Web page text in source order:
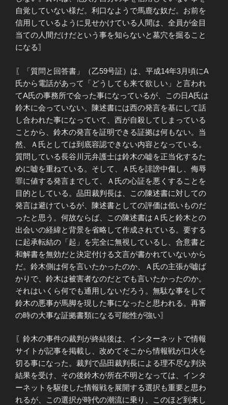
自覚していない様だ。利口なようで馬鹿な奴だ。お前を
信用しているように見せかけている人間は、全員が金目
当ての人間だけだという事を知らないと墓穴を掘ること
になる〗
〖「質問と回答書」（乙59号証）は、平成14年3月頃にA
氏から電話があって「どうしても来て欲しい」と言われ
てA氏の事務所で会った事になっているが、この日A氏は
鈴木に会っていない。陳述書には西の発言を基にして話
し合われた事になっていて、西が自殺してしまっている
ことから、鈴木の発言を証明できる証拠は何もない。当
然、Ａ氏としては到底容認できない内容となっている。
質問している長谷川元弁護士は鈴木の嘘を正当化するた
めに嘘を重ねている。そして、Ａ氏を誹謗中傷し、侮辱
罪に値する発言までして、Ａ氏の心証を悪くすることを
目的としている。品田裁判長は、この陳述書に対しての
発言は避けているが、陳述書としての評価は低いものだ
ったと思う。何故ならば、この陳述書はＡ氏と鈴木との
出会いの経緯と背景を省略して作成されている。要する
に起承転結の「起」を完全に無視しているし、合意書と
和解書を無効だと決定付ける文言が書かれていないから
だ。鈴木側は何を言いたかったのか、Ａ氏の主張が嘘ば
かりで、鈴木は被害者なのだとでも言いたかったのか。
それはいくら何でも通用しないだろう。無駄な事をして
鈴木の悪事が馬脚を現した事になったと思われる。再審
の時の大事な証拠書類になる可能性が強い〗
〖鈴木の事件の裁判が終結後は、インターネットで情報
サイトが記事を掲載し、改めてそこから情報戦が口火を
切る事になった。裁判で品田裁判長による理不尽な判決
結果を受け、その後鈴木が所在不明となっては、インタ
ーネットを駆使した情報戦を展開する選択も重要と思わ
れるが、この選択が時代の潮流に乗り、このほど到来し